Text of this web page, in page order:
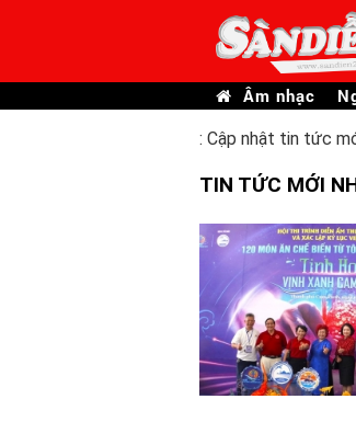
Âm nhạc
: Cập nhật tin tức
TIN TỨC MỚI